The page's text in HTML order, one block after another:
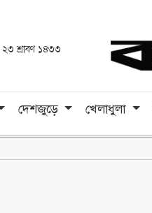
শ্রাবণ ১৪৩৩
দেশজুড়ে খেলাধুলা